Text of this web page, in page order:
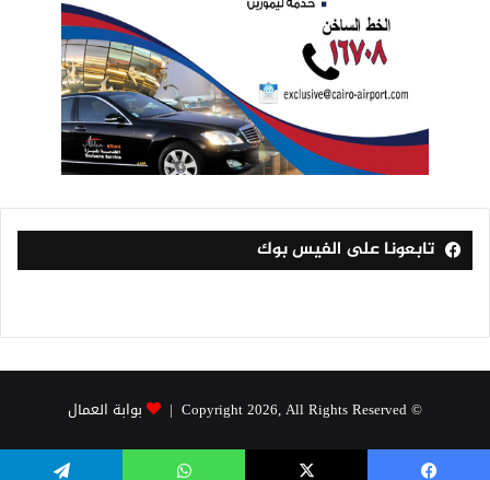
تابعونا على الفيس بوك
© Copyright 2026, All Rights Reserved | بوابة العمال